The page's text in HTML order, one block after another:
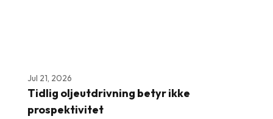
Jul 21, 2026
Tidlig oljeutdrivning betyr ikke
prospektivitet